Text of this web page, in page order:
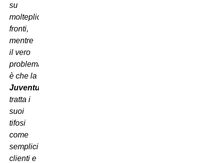
su
molteplici
fronti,
mentre
il vero
problema
è che la
Juventus
tratta i
suoi
tifosi
come
semplici
clienti e